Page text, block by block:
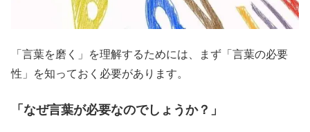
「言葉を磨く」を理解するためには、まず「言葉の必要
性」を知っておく必要があります。
「なぜ言葉が必要なのでしょうか？」